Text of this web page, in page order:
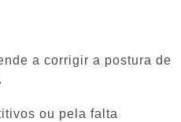
a corrigir a postura de
ou pela falta